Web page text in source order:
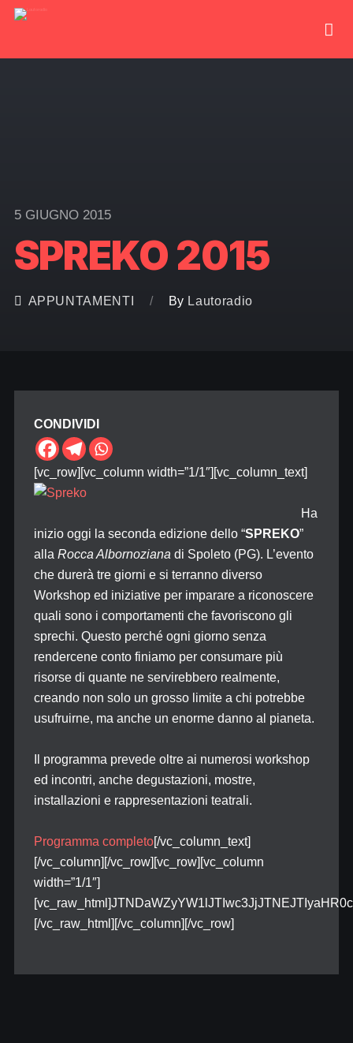
5 GIUGNO 2015
SPREKO 2015
APPUNTAMENTI By Lautoradio
CONDIVIDI
[vc_row][vc_column width=”1/1″][vc_column_text]
Ha
inizio oggi la seconda edizione dello “SPREKO”
alla Rocca Albornoziana di Spoleto (PG). L’evento
che durerà tre giorni e si terranno diverso
Workshop ed iniziative per imparare a riconoscere
quali sono i comportamenti che favoriscono gli
sprechi. Questo perché ogni giorno senza
rendercene conto finiamo per consumare più
risorse di quante ne servirebbero realmente,
creando non solo un grosso limite a chi potrebbe
usufruirne, ma anche un enorme danno al pianeta.
Il programma prevede oltre ai numerosi workshop
ed incontri, anche degustazioni, mostre,
installazioni e rappresentazioni teatrali.
Programma completo[/vc_column_text]
[/vc_column][/vc_row][vc_row][vc_column
width=”1/1″]
[/vc_raw_html][/vc_column][/vc_row]